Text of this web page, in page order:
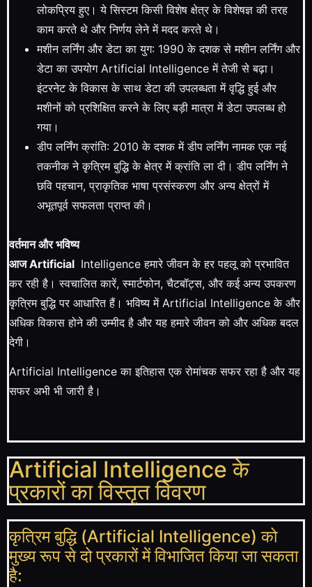
लोकप्रिय हुए। ये सिस्टम किसी विशेष क्षेत्र के विशेषज्ञ की तरह
काम करते थे और निर्णय लेने में मदद करते थे।
मशीन लर्निंग और डेटा का युग: 1990 के दशक से मशीन लर्निंग और
डेटा का उपयोग Artificial Intelligence में तेजी से बढ़ा।
इंटरनेट के विकास के साथ डेटा की उपलब्धता में वृद्धि हुई और
मशीनों को प्रशिक्षित करने के लिए बड़ी मात्रा में डेटा उपलब्ध हो
गया।
डीप लर्निंग क्रांति: 2010 के दशक में डीप लर्निंग नामक एक नई
तकनीक ने कृत्रिम बुद्धि के क्षेत्र में क्रांति ला दी। डीप लर्निंग ने
छवि पहचान, प्राकृतिक भाषा प्रसंस्करण और अन्य क्षेत्रों में
अभूतपूर्व सफलता प्राप्त की।
वर्तमान और भविष्य
आज Artificial Intelligence हमारे जीवन के हर पहलू को प्रभावित
कर रही है। स्वचालित कारें, स्मार्टफोन, चैटबॉट्स, और कई अन्य उपकरण
कृत्रिम बुद्धि पर आधारित हैं। भविष्य में Artificial Intelligence के और
अधिक विकास होने की उम्मीद है और यह हमारे जीवन को और अधिक बदल
देगी।
Artificial Intelligence का इतिहास एक रोमांचक सफर रहा है और यह
सफर अभी भी जारी है।
Artificial Intelligence के
प्रकारों का विस्तृत विवरण
कृत्रिम बुद्धि (Artificial Intelligence) को
मुख्य रूप से दो प्रकारों में विभाजित किया जा सकता
है: